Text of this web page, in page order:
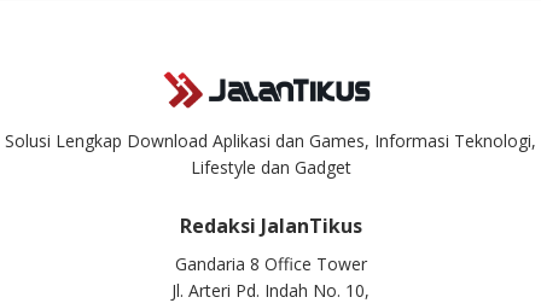
Solusi Lengkap Download Aplikasi dan Games, Informasi Teknologi,
Lifestyle dan Gadget
Redaksi JalanTikus
Gandaria 8 Office Tower
Jl. Arteri Pd. Indah No. 10,